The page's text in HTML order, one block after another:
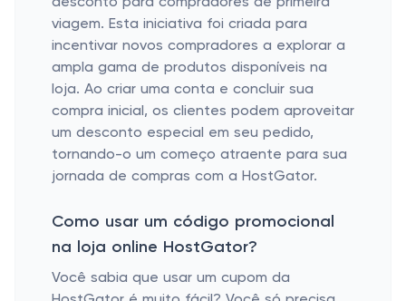
viagem. Esta iniciativa foi criada para
incentivar novos compradores a explorar a
ampla gama de produtos disponíveis na
loja. Ao criar uma conta e concluir sua
compra inicial, os clientes podem aproveitar
um desconto especial em seu pedido,
tornando-o um começo atraente para sua
jornada de compras com a HostGator.
Como usar um código promocional
na loja online HostGator?
Você sabia que usar um cupom da